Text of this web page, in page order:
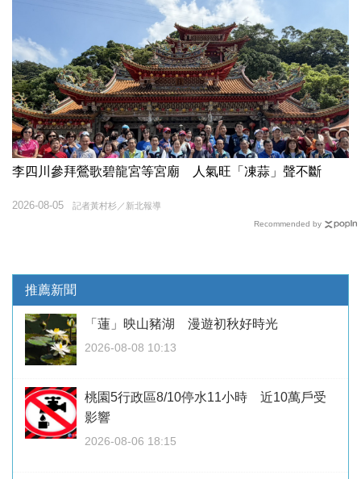
李四川參拜鶯歌碧龍宮等宮廟 人氣旺「凍蒜」聲不斷
記者黃村杉／新北報導
2026-08-05
Recommended by
推薦新聞
「蓮」映山豬湖 漫遊初秋好時光
2026-08-08 10:13
桃園5行政區8/10停水11小時 近10萬戶受
影響
2026-08-06 18:15